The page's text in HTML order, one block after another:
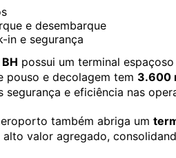
e desembarque
in e segurança
possui um terminal
pouso e decolagem tem 3.600
segurança e eficiência nas
também abriga um
valor agregado,